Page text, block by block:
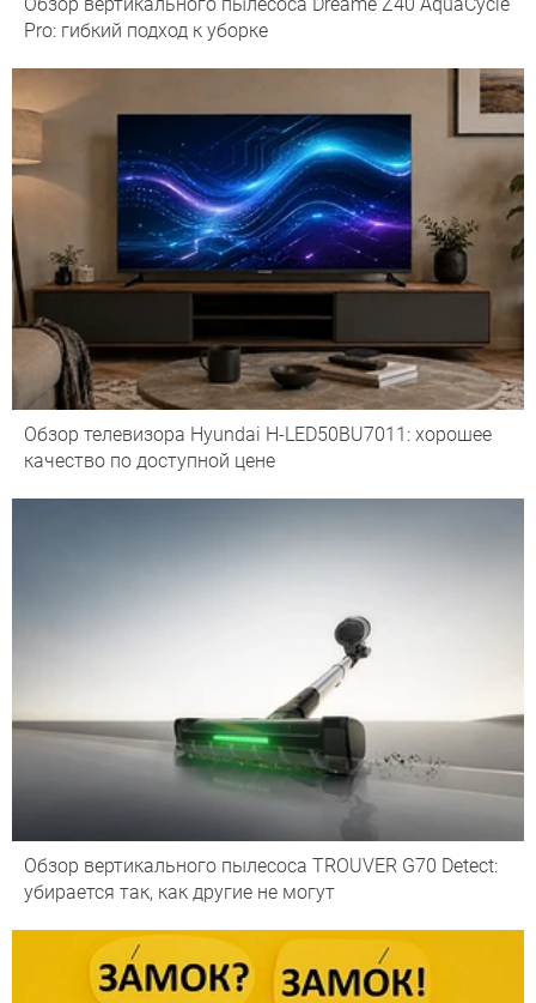
Pro: гибкий подход к уборке
Обзор телевизора Hyundai H-LED50BU7011: хорошее
качество по доступной цене
Обзор вертикального пылесоса TROUVER G70 Detect:
убирается так, как другие не могут